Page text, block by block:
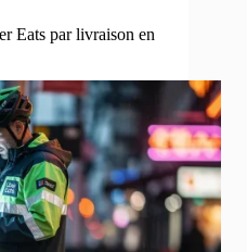
Eats par livraison en